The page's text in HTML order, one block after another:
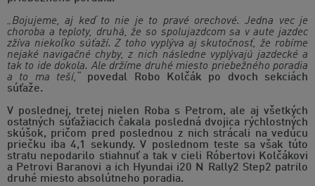
„Bojujeme, aj keď to nie je to pravé orechové. Jedna vec je
choroba a teploty, druhá, že so spolujazdcom sa v aute jazdec
zžíva niekoľko súťaží. Z toho vyplýva aj skutočnosť, že robíme
nejaké navigačné chyby, z nich následne vyplývajú jazdecké a
tak to ide dokola. Ale držíme druhé miesto priebežného poradia
a to ma teší,“
povedal Robo Kolčák po dvoch sekciách
súťaže.
V poslednej, tretej nielen Roba s Petrom, ale aj všetkých
ostatných súťažiacich čakala posledná dvojica rýchlostných
skúšok, pričom pred poslednou z nich strácali na vedúcu
priečku iba 4,1 sekundy. V poslednom teste sa však túto
stratu nepodarilo stiahnuť a tak v cieli Róbertovi Kolčákovi
a Petrovi Baranovi a ich Hyundai i20 N Rally2 Step2 patrilo
druhé miesto absolútneho poradia.